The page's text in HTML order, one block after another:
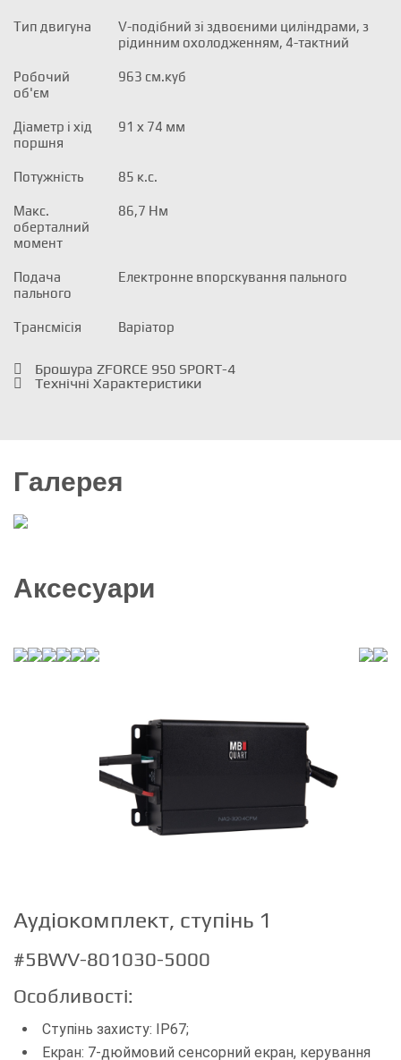
Тип двигуна
V-подібний зі здвоєними циліндрами, з
рідинним охолодженням, 4-тактний
Робочий
об'єм
963 см.куб
Діаметр і хід
поршня
91 х 74 мм
Потужність 85 к.с.
Макс.
оберталний
момент
86,7 Нм
Подача
пального
Електронне впорскування пального
Трансмісія Варіатор
Брошура ZFORCE 950 SPORT-4
Технічні Характеристики
Галерея
Аксесуари
Аудіокомплект, ступінь 1
#5BWV-801030-5000
Особливості:
Ступінь захисту: IP67;
Екран: 7-дюймовий сенсорний екран, керування